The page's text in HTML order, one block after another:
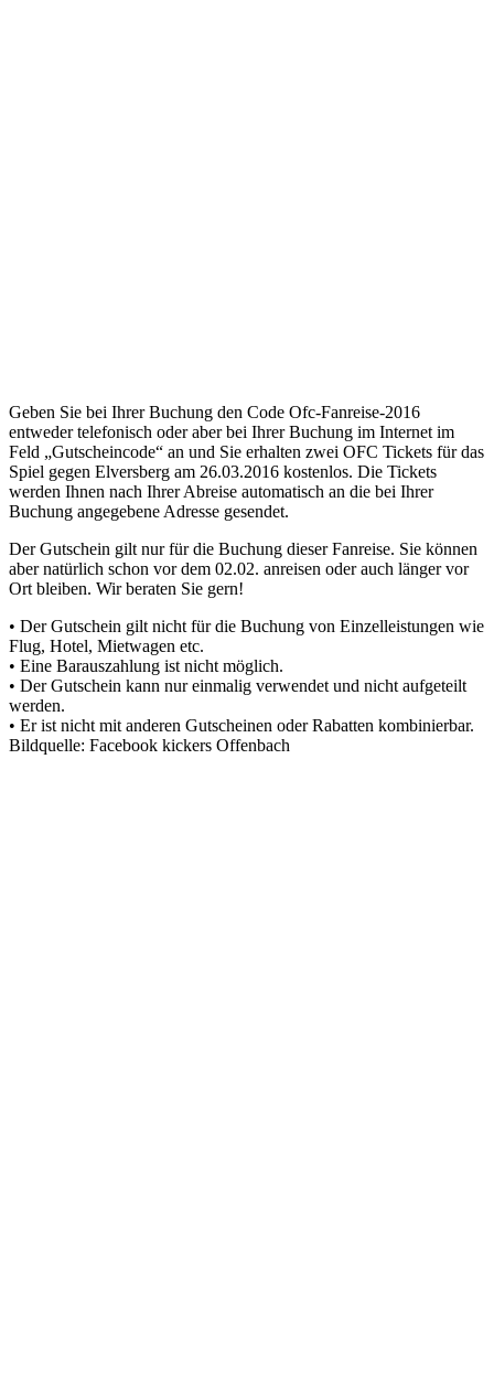
Geben Sie bei Ihrer Buchung den Code Ofc-Fanreise-2016
entweder telefonisch oder aber bei Ihrer Buchung im Internet im
Feld „Gutscheincode“ an und Sie erhalten zwei OFC Tickets für das
Spiel gegen Elversberg am 26.03.2016 kostenlos. Die Tickets
werden Ihnen nach Ihrer Abreise automatisch an die bei Ihrer
Buchung angegebene Adresse gesendet.
Der Gutschein gilt nur für die Buchung dieser Fanreise. Sie können
aber natürlich schon vor dem 02.02. anreisen oder auch länger vor
Ort bleiben. Wir beraten Sie gern!
• Der Gutschein gilt nicht für die Buchung von Einzelleistungen wie
Flug, Hotel, Mietwagen etc.
• Eine Barauszahlung ist nicht möglich.
• Der Gutschein kann nur einmalig verwendet und nicht aufgeteilt
werden.
• Er ist nicht mit anderen Gutscheinen oder Rabatten kombinierbar.
Bildquelle: Facebook kickers Offenbach